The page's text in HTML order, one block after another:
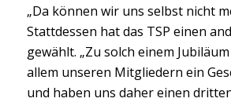
„Da können wir uns selbst nicht
Stattdessen hat das TSP einen
gewählt. „Zu solch einem
allem unseren Mitgliedern ein
und haben uns daher einen